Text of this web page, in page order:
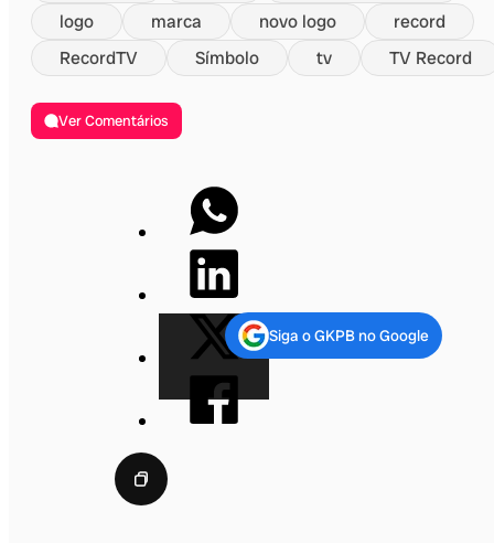
logo
marca novo logo
record
RecordTV
Símbolo tv TV Record
Ver Comentários
Siga o GKPB no Google